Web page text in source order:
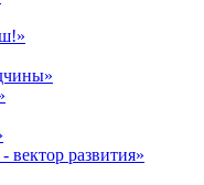
вектор развития»